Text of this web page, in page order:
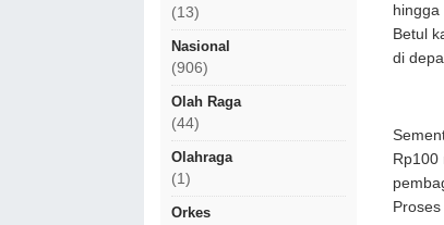
(13)
Nasional
(906)
Olah Raga
(44)
Olahraga
(1)
Orkes
hingga
Betul
di
Rp100